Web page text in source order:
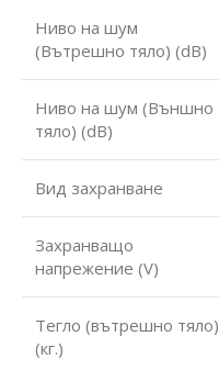
Ниво на шум
(Вътрешно тяло) (dB)
Ниво на шум (Външно
тяло) (dB)
Вид захранване
Захранващо
напрежение (V)
Тегло (вътрешно тяло)
(кг.)